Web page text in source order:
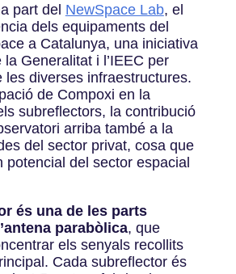
part del NewSpace Lab, el
dels equipaments del
a Catalunya, una iniciativa
Generalitat i l’IEEC per
les diverses infraestructures.
de Compoxi en la
subreflectors, la contribució
arriba també a la
del sector privat, cosa que
potencial del sector espacial
és una de les parts
parabòlica, que
els senyals recollits
Cada subreflector és